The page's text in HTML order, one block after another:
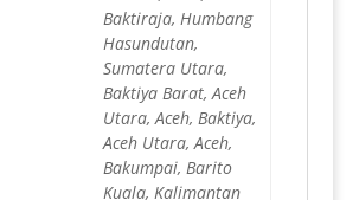
Baktiraja, Humbang
Hasundutan,
Sumatera Utara,
Baktiya Barat, Aceh
Utara, Aceh, Baktiya,
Aceh Utara, Aceh,
Bakumpai, Barito
Kuala, Kalimantan